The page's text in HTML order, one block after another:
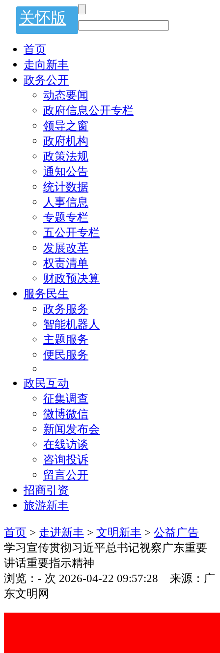
关怀版
首页
走向新丰
政务公开
动态要闻
政府信息公开专栏
领导之窗
政府机构
政策法规
通知公告
统计数据
人事信息
专题专栏
五公开专栏
发展改革
权责清单
财政预决算
服务民生
政务服务
智能机器人
主题服务
便民服务
政民互动
征集调查
微博微信
新闻发布会
在线访谈
咨询投诉
留言公开
招商引资
旅游新丰
首页 > 走进新丰 > 文明新丰 > 公益广告
学习宣传贯彻习近平总书记视察广东重要
讲话重要指示精神
浏览： - 次 2026-04-22 09:57:28 来源：广
东文明网